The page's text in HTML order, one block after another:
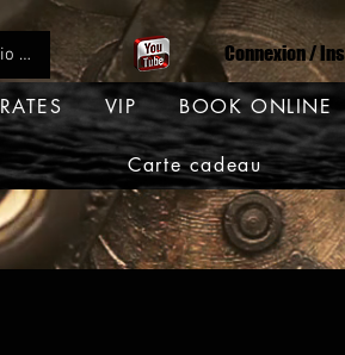
Votre son, notre passion, Radio CJC Recording Studio , là où chaque note prend vie ! Connexion /
RATES VIP BOOK ONLINE
Carte cadeau